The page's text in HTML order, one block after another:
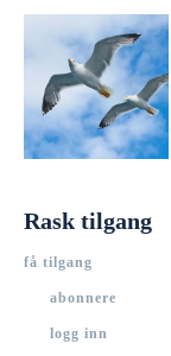
Rask tilgang
få tilgang
abonnere
logg inn